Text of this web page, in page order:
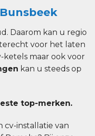
Daarom kan u regio
voor het laten
ketels maar ook voor
kan u steeds op
top-merken.
cv-installatie van